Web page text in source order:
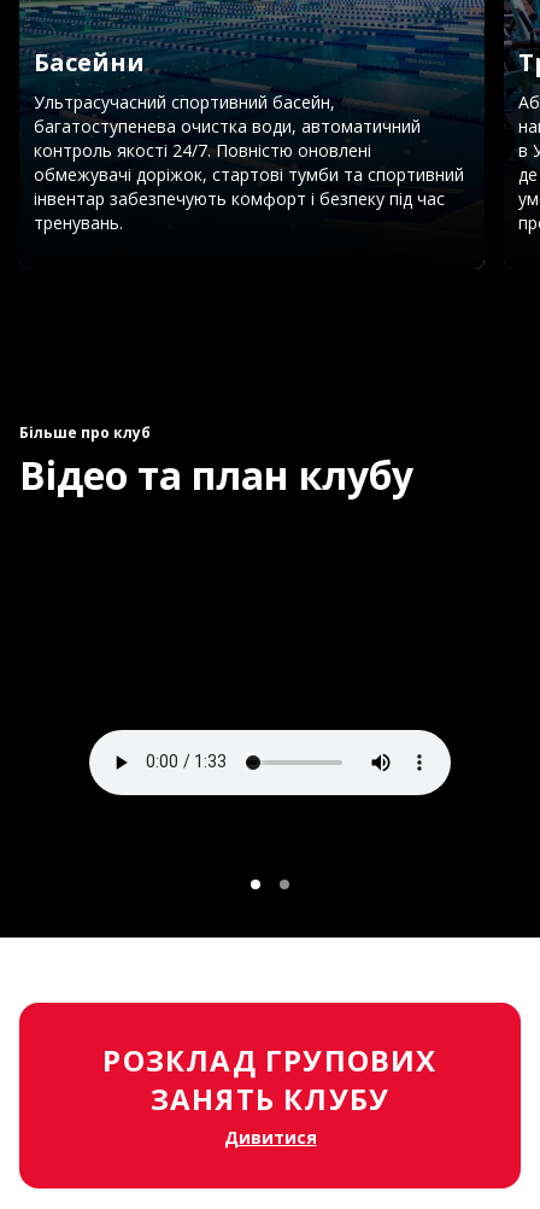
Басейни
Ультрасучасний спортивний басейн,
багатоступенева очистка води, автоматичний
контроль якості 24/7. Повністю оновлені
обмежувачі доріжок, стартові тумби та спортивний
інвентар забезпечують комфорт і безпеку під час
тренувань.
в
Більше про клуб
Відео та план клубу
РОЗКЛАД ГРУПОВИХ
ЗАНЯТЬ КЛУБУ
Дивитися